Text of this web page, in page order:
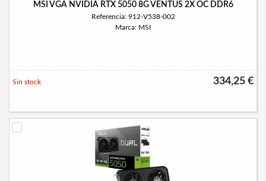
MSI VGA NVIDIA RTX 5050 8G VENTUS 2X OC DDR6
Referencia: 912-V538-002
Marca: MSI
334,25 €
Sin stock